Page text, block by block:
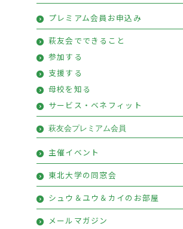
優待情報
活動報告
会長挨拶
萩友会のご案内
プレミアム会員お申込み
萩友会でできること
参加する
支援する
母校を知る
サービス・ベネフィット
萩友会プレミアム会員
萩友会プレミアム会員お申込み
プレミアム会員特典
主催イベント
東北大学の同窓会
シュウ＆ユウ＆カイのお部屋
メールマガジン